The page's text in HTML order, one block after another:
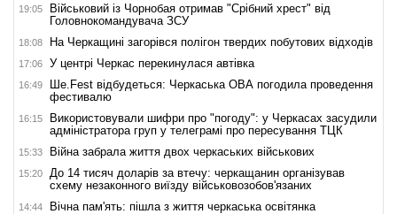
19:05
Військовий із Чорнобая отримав "Срібний хрест" від
Головнокомандувача ЗСУ
18:08 На Черкащині загорівся полігон твердих побутових відходів
17:06 У центрі Черкас перекинулася автівка
16:49
Ше.Fest відбудеться: Черкаська ОВА погодила проведення
фестивалю
16:15
Використовували шифри про "погоду": у Черкасах засудили
адміністратора груп у телеграмі про пересування ТЦК
15:33 Війна забрала життя двох черкаських військових
15:20
До 14 тисяч доларів за втечу: черкащанин організував
схему незаконного виїзду військовозобов'язаних
14:44 Вічна пам'ять: пішла з життя черкаська освітянка